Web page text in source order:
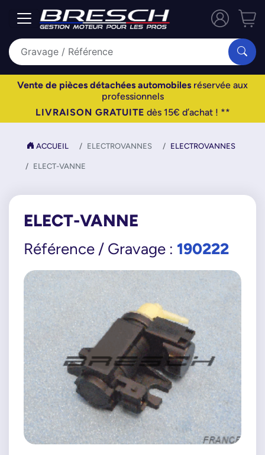
Vente de pièces détachées automobiles réservée aux
professionnels
LIVRAISON GRATUITE dès 15€ d’achat ! **
ACCUEIL ELECTROVANNES ELECTROVANNES
ELECT-VANNE
ELECT-VANNE
Référence / Gravage : 190222